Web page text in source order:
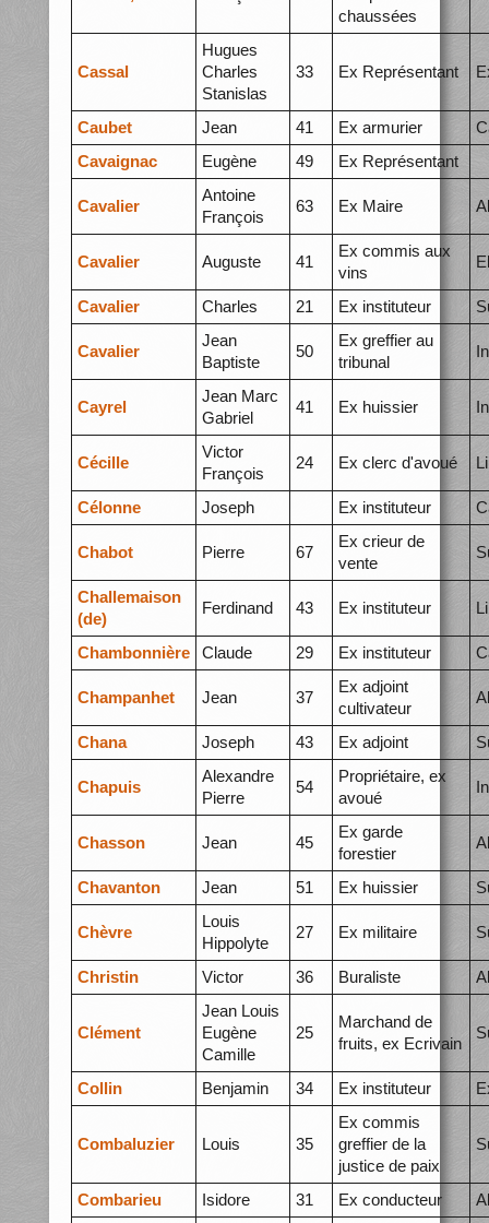
chaussées
Cassal
Hugues
Charles
Stanislas
33 Ex Représentant
Caubet Jean 41 Ex armurier
Cavaignac
Eugène 49 Ex Représentant
Cavalier
Antoine
François
63 Ex Maire
Cavalier Auguste 41
Ex commis aux
vins
Cavalier Charles 21 Ex instituteur
Cavalier
Jean
Baptiste
50
Ex greffier au
tribunal
Cayrel
Jean Marc
Gabriel
41 Ex huissier
Cécille
Victor
François
24 Ex clerc d'avoué
Célonne Joseph Ex instituteur
Chabot Pierre 67
Ex crieur de
vente
Challemaison
(de)
Ferdinand 43 Ex instituteur
Chambonnière Claude 29 Ex instituteur
Champanhet Jean 37
Ex adjoint
cultivateur
Chana Joseph 43 Ex adjoint
Chapuis
Alexandre
Pierre
54
Propriétaire, ex
avoué
Chasson Jean 45
Ex garde
forestier
Chavanton Jean 51 Ex huissier
Chèvre
Louis
Hippolyte
27 Ex militaire
Christin Victor 36 Buraliste
Clément
Jean Louis
Eugène
Camille
25
Marchand de
fruits, ex Ecrivain
Collin Benjamin 34 Ex instituteur
Combaluzier Louis 35
Ex commis
greffier de la
justice de paix
Combarieu Isidore 31 Ex conducteur